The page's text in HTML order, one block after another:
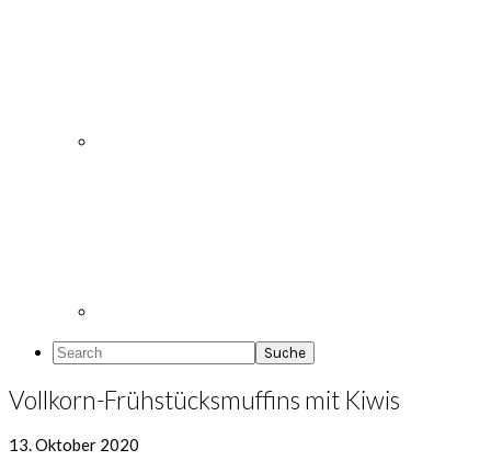
Search
Vollkorn-Frühstücksmuffins mit Kiwis
13. Oktober 2020